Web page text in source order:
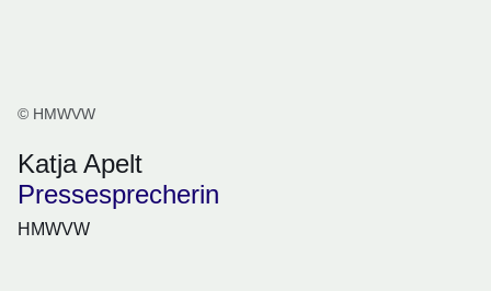
© HMWVW
Katja Apelt
Pressesprecherin
HMWVW